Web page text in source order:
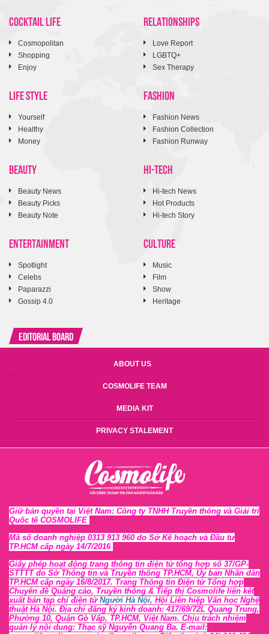
COCKTAIL LIFE
Cosmopolitan
Shopping
Enjoy
RELATIONSHIPS
Love Report
LGBTQ+
Sex Therapy
LIFE STYLE
Yourself
Healthy
Money
FASHION
Fashion News
Fashion Collection
Fashion Runway
BEAUTY
Beauty News
Beauty Picks
Beauty Note
HI-TECH
Hi-tech News
Hot Products
Hi-tech Story
ENTERTAINMENT
Spotlight
Celebs
Paparazzi
Gossip 4.0
CULTURE
Music
Film
Show
Heritage
Editorial Board
ABOUT US
COSMOLIFE TEAM
MEDIA KIT
PRIVACY STALEMENT
Giữ bản quyền tại Việt Nam: Công ty TNHH Truyền thông và Giải trí
Quốc tế COSMOLIFE
Mã số doanh nghiệp 0313 913 960 do Sở Kế hoạch và Đầu tư
TP.HCM cấp ngày 14/7/2016
Giấy phép hoạt động trang thông tin điện tử tổng hợp số 37/GP-
STTTT do Sở Thông tin và Truyền thông TP.HCM, Ủy ban Nhân dân
TP.HCM cấp ngày 16/8/2017. Trang Thông tin Điện tử Tổng hợp
Chuyên đề Quảng cáo, Truyền thông & Tiếp thị Cosmolife liên kết
xuất bản tạp chí điện tử Người Hà Nội, Hội Liên hiệp Văn học Nghệ
thuật Hà Nội. Địa chỉ đăng ký kinh doanh: 417/69/72L Quang Trung,
Phường 10, Quận Gò Vấp, TP.HCM, Việt Nam. Chịu trách nhiệm
quản lý nội dung: Thạc sỹ Nguyễn Quang Ba. E-mail: